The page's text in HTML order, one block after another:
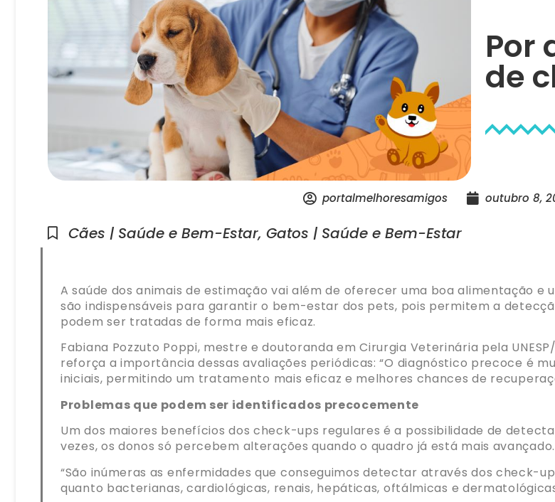
Por
de
portalmelhoresamigos outubro 8,
Cães | Saúde e Bem-Estar, Gatos | Saúde e Bem-Estar
A saúde dos animais de estimação vai além de oferecer uma boa alimentação
são indispensáveis para garantir o bem-estar dos pets, pois permitem a
podem ser tratadas de forma mais eficaz.
Fabiana Pozzuto Poppi, mestre e doutoranda em Cirurgia Veterinária pela
reforça a importância dessas avaliações periódicas: “O diagnóstico precoce é
iniciais, permitindo um tratamento mais eficaz e melhores chances de
Problemas que podem ser identificados precocemente
Um dos maiores benefícios dos check-ups regulares é a possibilidade de
vezes, os donos só percebem alterações quando o quadro já está mais avançado.
“São inúmeras as enfermidades que conseguimos detectar através dos check-
quanto bacterianas, cardiológicas, renais, hepáticas, oftálmicas e